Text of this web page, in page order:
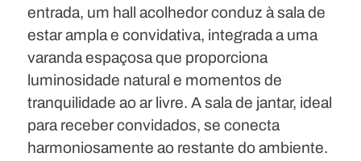
entrada, um hall acolhedor conduz à sala de
estar ampla e convidativa, integrada a uma
varanda espaçosa que proporciona
luminosidade natural e momentos de
tranquilidade ao ar livre. A sala de jantar, ideal
para receber convidados, se conecta
harmoniosamente ao restante do ambiente.